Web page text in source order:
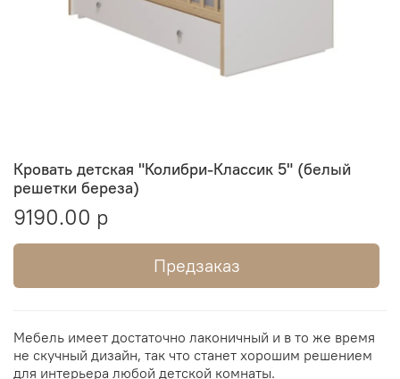
Кровать детская "Колибри-Классик 5" (белый
решетки береза)
9190.00 р
Предзаказ
Мебель имеет достаточно лаконичный и в то же время
не скучный дизайн, так что станет хорошим решением
для интерьера любой детской комнаты.